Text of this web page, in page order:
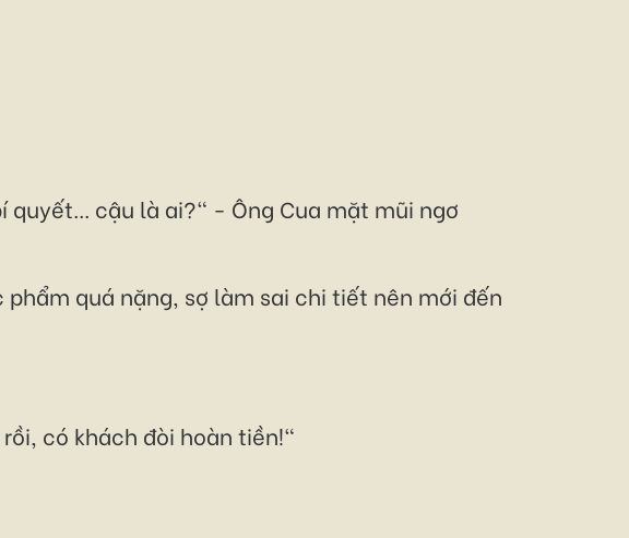
quyết... cậu là ai?" - Ông Cua mặt mũi ngơ
quá nặng, sợ làm sai chi tiết nên mới đến
có khách đòi hoàn tiền!"